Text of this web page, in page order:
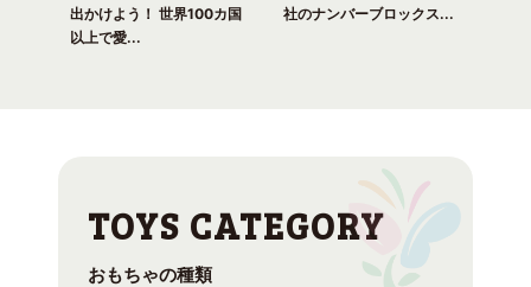
出かけよう！ 世界100カ国
以上で愛...
社のナンバーブロックス...
おもちゃの種類